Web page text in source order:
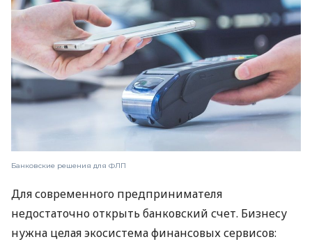
Банковские решения для ФЛП
Для современного предпринимателя
недостаточно открыть банковский счет. Бизнесу
нужна целая экосистема финансовых сервисов: